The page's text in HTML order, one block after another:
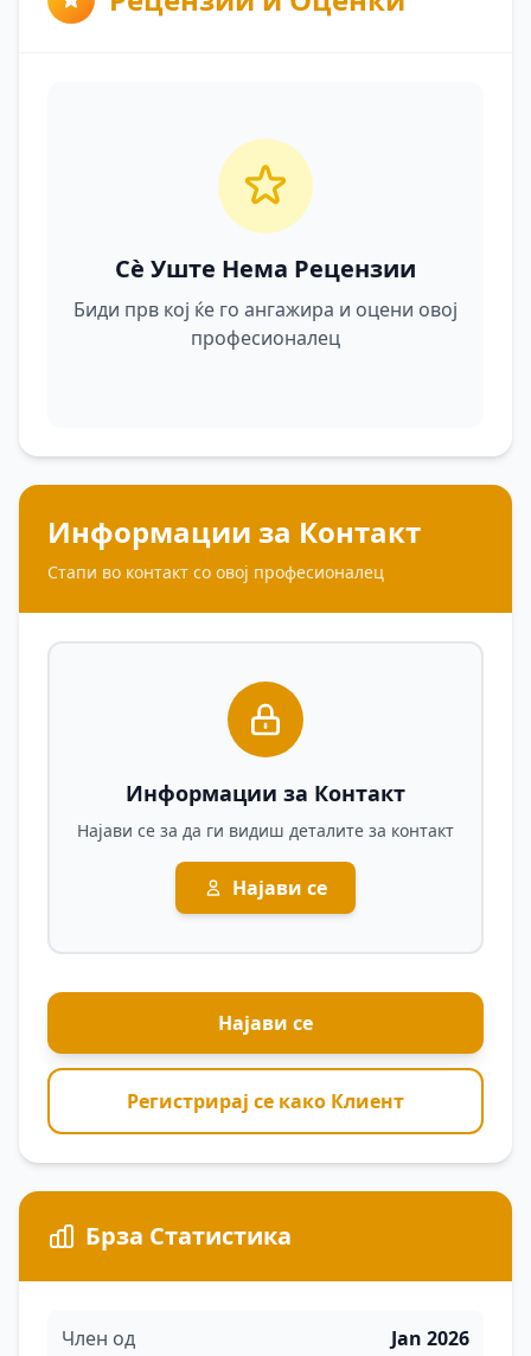
Сè Уште Нема Рецензии
Биди прв кој ќе го ангажира и оцени овој
професионалец
Информации за Контакт
Стапи во контакт со овој професионалец
Информации за Контакт
Најави се за да ги видиш деталите за контакт
Најави се
Најави се
Регистрирај се како Клиент
Брза Статистика
Член од Jan 2026